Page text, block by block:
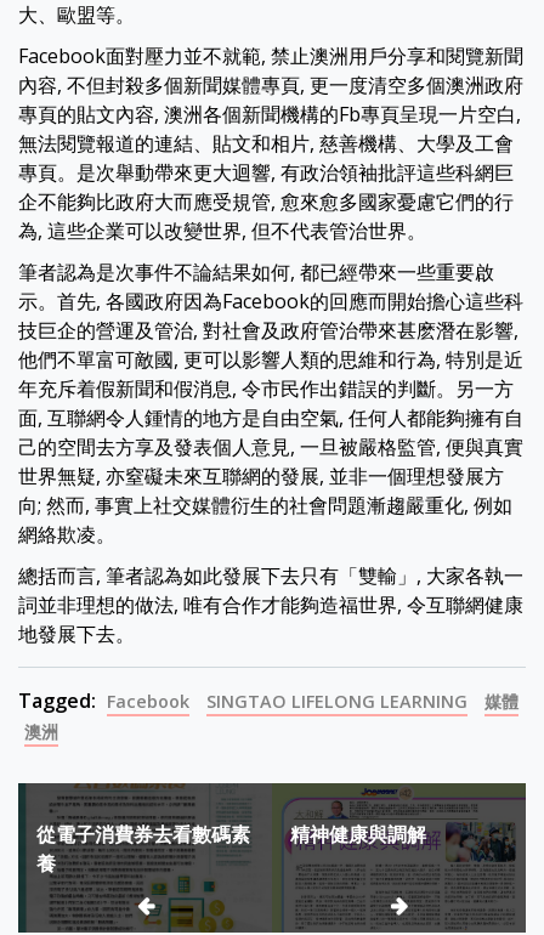
大、歐盟等。
Facebook面對壓力並不就範, 禁止澳洲用戶分享和閱覽新聞
內容, 不但封殺多個新聞媒體專頁, 更一度清空多個澳洲政府
專頁的貼文內容, 澳洲各個新聞機構的Fb專頁呈現一片空白,
無法閱覽報道的連結、貼文和相片, 慈善機構、大學及工會
專頁。是次舉動帶來更大迴響, 有政治領袖批評這些科網巨
企不能夠比政府大而應受規管, 愈來愈多國家憂慮它們的行
為, 這些企業可以改變世界, 但不代表管治世界。
筆者認為是次事件不論結果如何, 都已經帶來一些重要啟
示。首先, 各國政府因為Facebook的回應而開始擔心這些科
技巨企的營運及管治, 對社會及政府管治帶來甚麽潛在影響,
他們不單富可敵國, 更可以影響人類的思維和行為, 特別是近
年充斥着假新聞和假消息, 令市民作出錯誤的判斷。另一方
面, 互聯網令人鍾情的地方是自由空氣, 任何人都能夠擁有自
己的空間去方享及發表個人意見, 一旦被嚴格監管, 便與真實
世界無疑, 亦窒礙未來互聯網的發展, 並非一個理想發展方
向; 然而, 事實上社交媒體衍生的社會問題漸趨嚴重化, 例如
網絡欺凌。
總括而言, 筆者認為如此發展下去只有「雙輸」, 大家各執一
詞並非理想的做法, 唯有合作才能夠造福世界, 令互聯網健康
地發展下去。
Tagged: Facebook SINGTAO LIFELONG LEARNING
媒體
澳洲
Post
navigation
從電子消費券去看數碼素
養
精神健康與調解